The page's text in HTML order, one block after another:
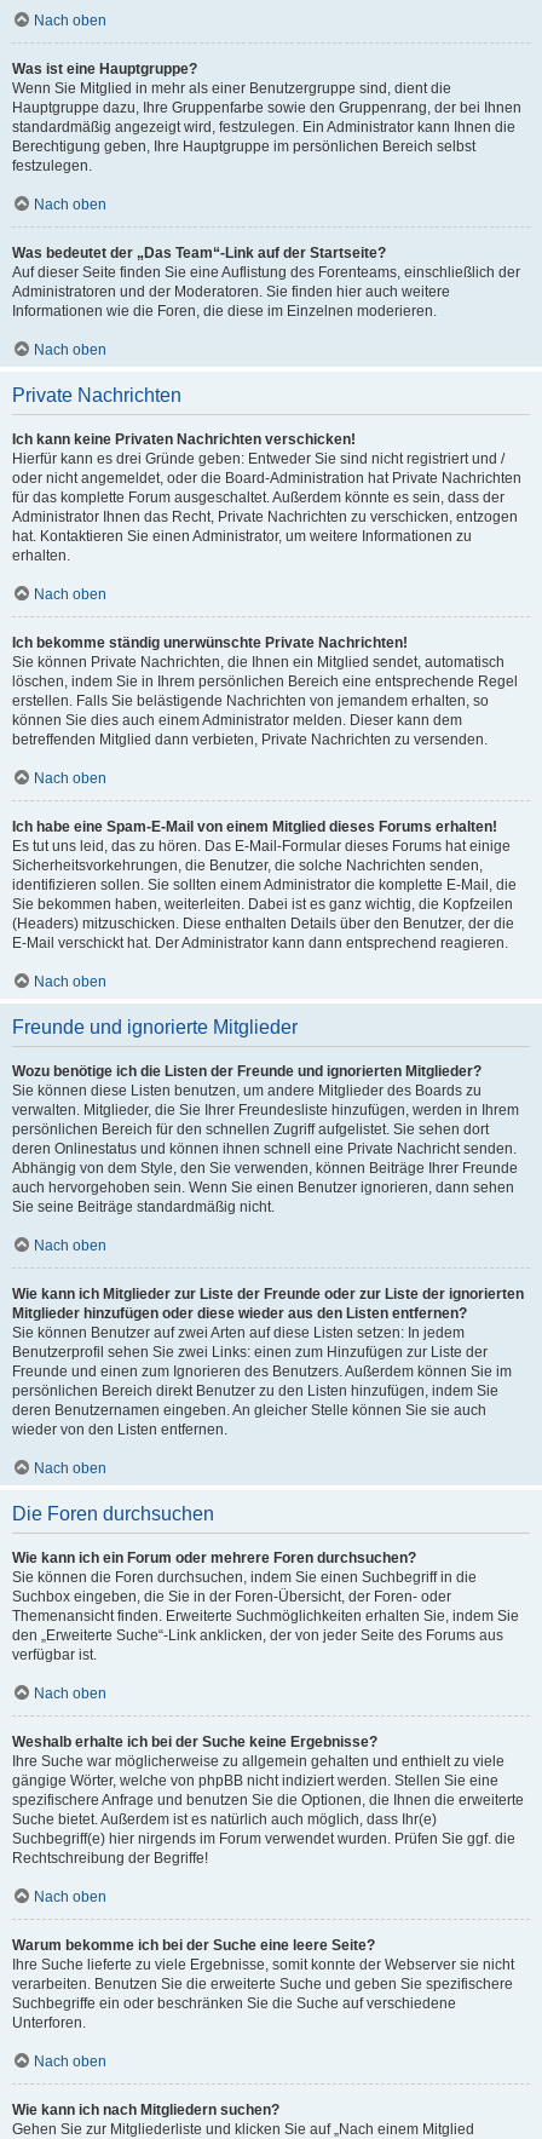
Nach oben
Was ist eine Hauptgruppe?
Wenn Sie Mitglied in mehr als einer Benutzergruppe sind, dient die
Hauptgruppe dazu, Ihre Gruppenfarbe sowie den Gruppenrang, der bei Ihnen
standardmäßig angezeigt wird, festzulegen. Ein Administrator kann Ihnen die
Berechtigung geben, Ihre Hauptgruppe im persönlichen Bereich selbst
festzulegen.
Nach oben
Was bedeutet der „Das Team“-Link auf der Startseite?
Auf dieser Seite finden Sie eine Auflistung des Forenteams, einschließlich der
Administratoren und der Moderatoren. Sie finden hier auch weitere
Informationen wie die Foren, die diese im Einzelnen moderieren.
Nach oben
Private Nachrichten
Ich kann keine Privaten Nachrichten verschicken!
Hierfür kann es drei Gründe geben: Entweder Sie sind nicht registriert und /
oder nicht angemeldet, oder die Board-Administration hat Private Nachrichten
für das komplette Forum ausgeschaltet. Außerdem könnte es sein, dass der
Administrator Ihnen das Recht, Private Nachrichten zu verschicken, entzogen
hat. Kontaktieren Sie einen Administrator, um weitere Informationen zu
erhalten.
Nach oben
Ich bekomme ständig unerwünschte Private Nachrichten!
Sie können Private Nachrichten, die Ihnen ein Mitglied sendet, automatisch
löschen, indem Sie in Ihrem persönlichen Bereich eine entsprechende Regel
erstellen. Falls Sie belästigende Nachrichten von jemandem erhalten, so
können Sie dies auch einem Administrator melden. Dieser kann dem
betreffenden Mitglied dann verbieten, Private Nachrichten zu versenden.
Nach oben
Ich habe eine Spam-E-Mail von einem Mitglied dieses Forums erhalten!
Es tut uns leid, das zu hören. Das E-Mail-Formular dieses Forums hat einige
Sicherheitsvorkehrungen, die Benutzer, die solche Nachrichten senden,
identifizieren sollen. Sie sollten einem Administrator die komplette E-Mail, die
Sie bekommen haben, weiterleiten. Dabei ist es ganz wichtig, die Kopfzeilen
(Headers) mitzuschicken. Diese enthalten Details über den Benutzer, der die
E-Mail verschickt hat. Der Administrator kann dann entsprechend reagieren.
Nach oben
Freunde und ignorierte Mitglieder
Wozu benötige ich die Listen der Freunde und ignorierten Mitglieder?
Sie können diese Listen benutzen, um andere Mitglieder des Boards zu
verwalten. Mitglieder, die Sie Ihrer Freundesliste hinzufügen, werden in Ihrem
persönlichen Bereich für den schnellen Zugriff aufgelistet. Sie sehen dort
deren Onlinestatus und können ihnen schnell eine Private Nachricht senden.
Abhängig von dem Style, den Sie verwenden, können Beiträge Ihrer Freunde
auch hervorgehoben sein. Wenn Sie einen Benutzer ignorieren, dann sehen
Sie seine Beiträge standardmäßig nicht.
Nach oben
Wie kann ich Mitglieder zur Liste der Freunde oder zur Liste der ignorierten
Mitglieder hinzufügen oder diese wieder aus den Listen entfernen?
Sie können Benutzer auf zwei Arten auf diese Listen setzen: In jedem
Benutzerprofil sehen Sie zwei Links: einen zum Hinzufügen zur Liste der
Freunde und einen zum Ignorieren des Benutzers. Außerdem können Sie im
persönlichen Bereich direkt Benutzer zu den Listen hinzufügen, indem Sie
deren Benutzernamen eingeben. An gleicher Stelle können Sie sie auch
wieder von den Listen entfernen.
Nach oben
Die Foren durchsuchen
Wie kann ich ein Forum oder mehrere Foren durchsuchen?
Sie können die Foren durchsuchen, indem Sie einen Suchbegriff in die
Suchbox eingeben, die Sie in der Foren-Übersicht, der Foren- oder
Themenansicht finden. Erweiterte Suchmöglichkeiten erhalten Sie, indem Sie
den „Erweiterte Suche“-Link anklicken, der von jeder Seite des Forums aus
verfügbar ist.
Nach oben
Weshalb erhalte ich bei der Suche keine Ergebnisse?
Ihre Suche war möglicherweise zu allgemein gehalten und enthielt zu viele
gängige Wörter, welche von phpBB nicht indiziert werden. Stellen Sie eine
spezifischere Anfrage und benutzen Sie die Optionen, die Ihnen die erweiterte
Suche bietet. Außerdem ist es natürlich auch möglich, dass Ihr(e)
Suchbegriff(e) hier nirgends im Forum verwendet wurden. Prüfen Sie ggf. die
Rechtschreibung der Begriffe!
Nach oben
Warum bekomme ich bei der Suche eine leere Seite?
Ihre Suche lieferte zu viele Ergebnisse, somit konnte der Webserver sie nicht
verarbeiten. Benutzen Sie die erweiterte Suche und geben Sie spezifischere
Suchbegriffe ein oder beschränken Sie die Suche auf verschiedene
Unterforen.
Nach oben
Wie kann ich nach Mitgliedern suchen?
Gehen Sie zur Mitgliederliste und klicken Sie auf „Nach einem Mitglied